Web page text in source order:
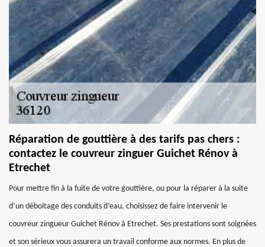
Réparation de gouttière à des tarifs pas chers :
contactez le couvreur zinguer Guichet Rénov à
Etrechet
Pour mettre fin à la fuite de votre gouttière, ou pour la réparer à la suite
d’un déboitage des conduits d’eau, choisissez de faire intervenir le
couvreur zingueur Guichet Rénov à Etrechet. Ses prestations sont soignées
et son sérieux vous assurera un travail conforme aux normes. En plus de